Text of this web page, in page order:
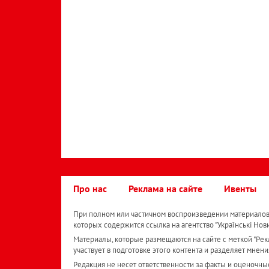
Про нас Реклама на сайте Ивенты
При полном или частичном воспроизведении
которых содержится ссылка на агентство "Українськi
Материалы, которые размещаются на сайте с меткой
участвует в подготовке этого контента и разделяет
Редакция не несет ответственности за факты и